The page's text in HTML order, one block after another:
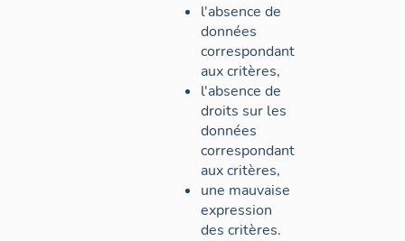
l'absence de
données
correspondant
aux critères,
l'absence de
droits sur les
données
correspondant
aux critères,
une mauvaise
expression
des critères.